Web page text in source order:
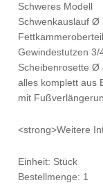
Schweres Modell
Schwenkauslauf Ø
Gewindestutzen 3/
Scheibenrosette Ø
alles komplett aus
mit
<strong>Weitere
Einheit: Stück
Bestellmenge: 1